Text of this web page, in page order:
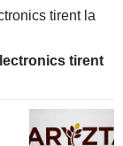
tirent